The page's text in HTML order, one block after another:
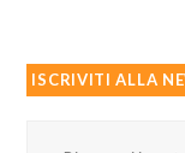
ISCRIVITI ALLA